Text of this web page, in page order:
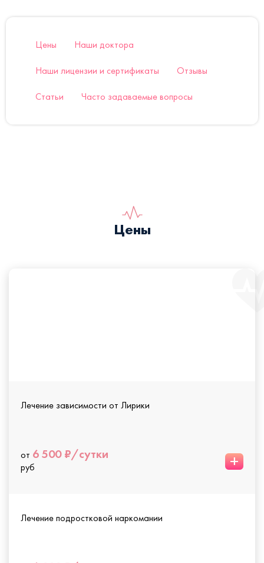
Цены Наши доктора
Наши лицензии и сертификаты Отзывы
Статьи Часто задаваемые вопросы
Цены
Лечение зависимости от Лирики
от 6 500 ₽/сутки
руб +
Лечение подростковой наркомании